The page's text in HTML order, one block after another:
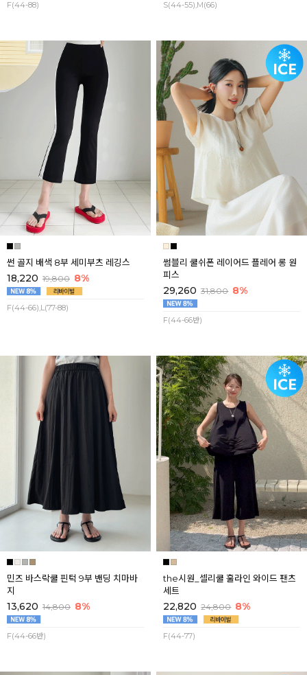
F(44-88) S(44-55),M(66)
썬 골지 배색 8부 세미부츠 레깅스
18,220 19,800 8%
F(44-66),L(77-88)
썸블리 쿨쉬폰 레이어드 플레어 롱 원
피스
29,260 31,800 8%
F(44-66반)
민즈 바스락쿨 핀턱 9부 밴딩 치마바
지
13,620 14,800 8%
F(44-66반)
the시원_셀리쿨 훌라인 와이드 팬츠
세트
22,820 24,800 8%
F(44-77)